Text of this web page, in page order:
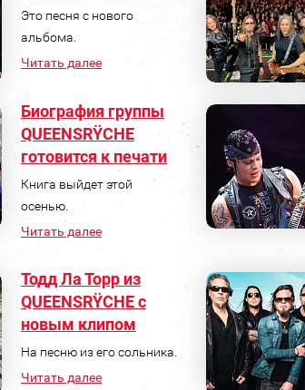
Это песня с нового
альбома.
Читать далее
Биография группы
QUEENSRŸCHE
готовится к печати
Книга выйдет этой
осенью.
Читать далее
Тодд Ла Торр из
QUEENSRŸCHE с
новым клипом
На песню из его сольника.
Читать далее